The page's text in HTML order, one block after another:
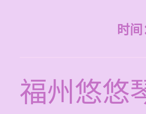
时
福州悠悠